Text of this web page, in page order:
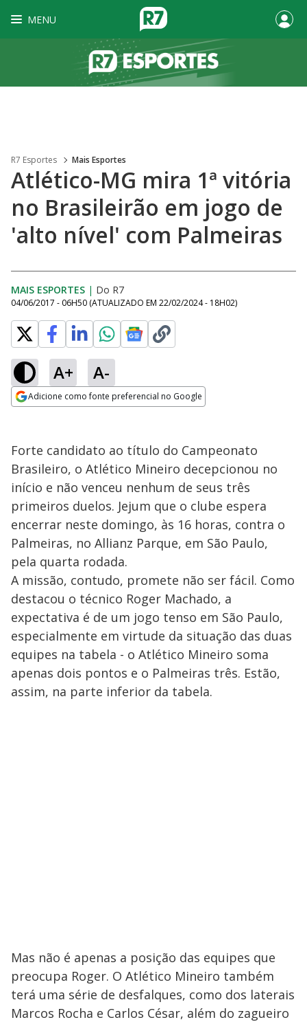
MENU
R7 Esportes Mais Esportes
Atlético-MG mira 1ª vitória
no Brasileirão em jogo de
'alto nível' com Palmeiras
MAIS ESPORTES | Do R7
04/06/2017 - 06H50 (ATUALIZADO EM 22/02/2024 - 18H02)
A+ A-
Adicione como fonte preferencial no Google
Forte candidato ao título do Campeonato
Brasileiro, o Atlético Mineiro decepcionou no
início e não venceu nenhum de seus três
primeiros duelos. Jejum que o clube espera
encerrar neste domingo, às 16 horas, contra o
Palmeiras, no Allianz Parque, em São Paulo,
pela quarta rodada.
A missão, contudo, promete não ser fácil. Como
destacou o técnico Roger Machado, a
expectativa é de um jogo tenso em São Paulo,
especialmente em virtude da situação das duas
equipes na tabela - o Atlético Mineiro soma
apenas dois pontos e o Palmeiras três. Estão,
assim, na parte inferior da tabela.
Mas não é apenas a posição das equipes que
preocupa Roger. O Atlético Mineiro também
terá uma série de desfalques, como dos laterais
Marcos Rocha e Carlos César, além do zagueiro